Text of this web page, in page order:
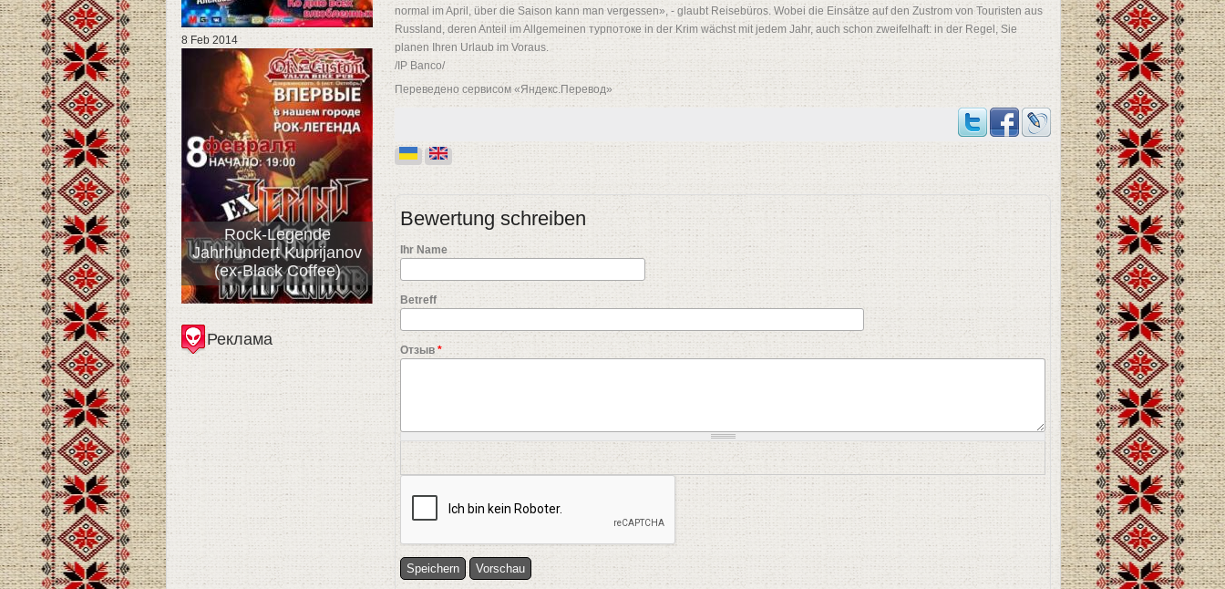
normal im April, über die Saison kann man vergessen», - glaubt Reisebüros. Wobei die Einsätze auf den Zustrom von Touristen aus
Russland, deren Anteil im Allgemeinen турпотоке in der Krim wächst mit jedem Jahr, auch schon zweifelhaft: in der Regel, Sie
planen Ihren Urlaub im Voraus.
/IP Banco/
Переведено сервисом «Яндекс.Перевод»
Bewertung schreiben
Ihr Name
Betreff
Отзыв *
8 Feb 2014
Rock-Legende
Jahrhundert Kuprijanov
(ex-Black Coffee)
Реклама